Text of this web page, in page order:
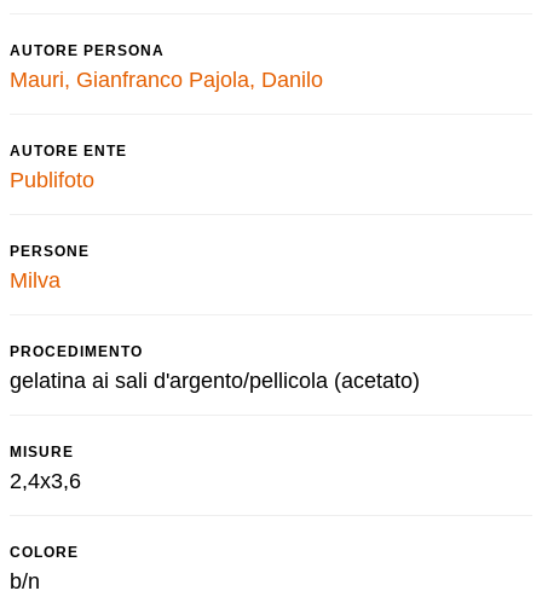
AUTORE PERSONA
Mauri, Gianfranco Pajola, Danilo
AUTORE ENTE
Publifoto
PERSONE
Milva
PROCEDIMENTO
gelatina ai sali d'argento/pellicola (acetato)
MISURE
2,4x3,6
COLORE
b/n